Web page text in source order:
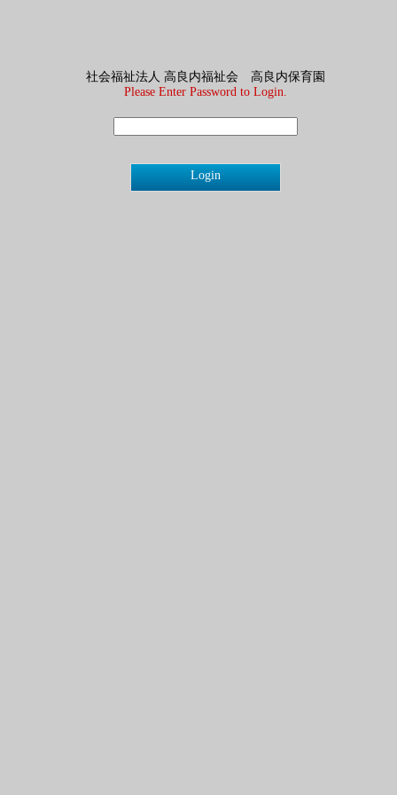
社会福祉法人 高良内福祉会 高良内保育園
Please Enter Password to Login.
Login